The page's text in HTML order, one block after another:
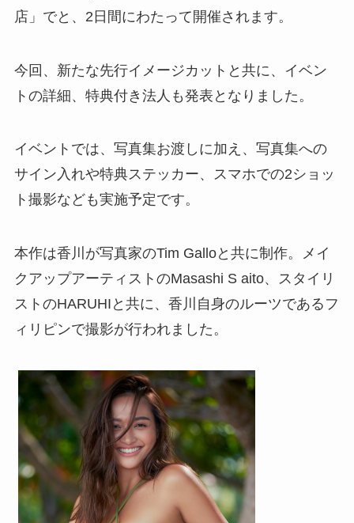
店」でと、2日間にわたって開催されます。
今回、新たな先行イメージカットと共に、イベン
トの詳細、特典付き法人も発表となりました。
イベントでは、写真集お渡しに加え、写真集への
サイン入れや特典ステッカー、スマホでの2ショッ
ト撮影なども実施予定です。
本作は香川が写真家のTim Galloと共に制作。メイ
クアップアーティストのMasashi S aito、スタイリ
ストのHARUHIと共に、香川自身のルーツであるフ
ィリピンで撮影が行われました。